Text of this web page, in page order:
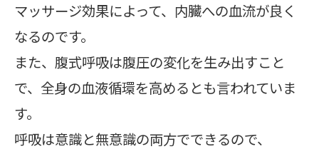
マッサージ効果によって、内臓への血流が良く
なるのです。
また、腹式呼吸は腹圧の変化を生み出すこと
で、全身の血液循環を高めるとも言われていま
す。
呼吸は意識と無意識の両方でできるので、